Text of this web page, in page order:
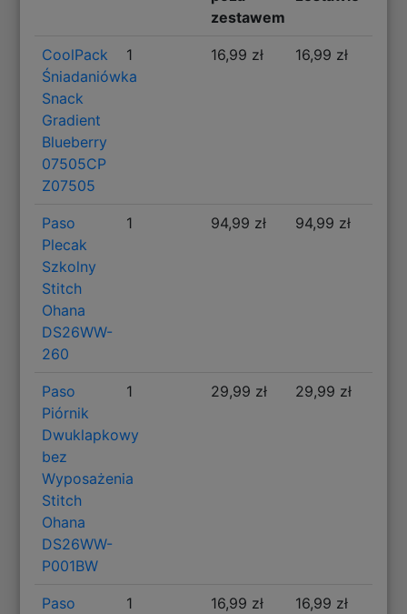
zestawem
CoolPack
Śniadaniówka
Snack
Gradient
Blueberry
07505CP
Z07505
1 16,99 zł 16,99 zł
Paso
Plecak
Szkolny
Stitch
Ohana
DS26WW-
260
1 94,99 zł 94,99 zł
Paso
Piórnik
Dwuklapkowy
bez
Wyposażenia
Stitch
Ohana
DS26WW-
P001BW
1 29,99 zł 29,99 zł
Paso
1 16,99 zł 16,99 zł